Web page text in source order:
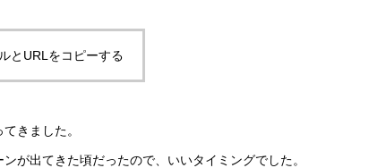
とURLをコピーする
きました。
が出てきた頃だったので、いいタイミングでした。